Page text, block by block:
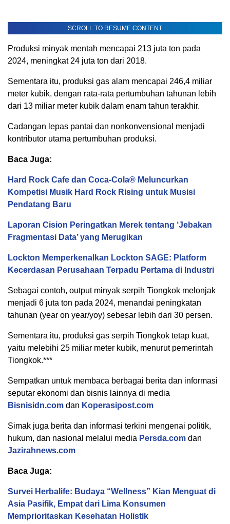
SCROLL TO RESUME CONTENT
Produksi minyak mentah mencapai 213 juta ton pada
2024, meningkat 24 juta ton dari 2018.
Sementara itu, produksi gas alam mencapai 246,4 miliar
meter kubik, dengan rata-rata pertumbuhan tahunan lebih
dari 13 miliar meter kubik dalam enam tahun terakhir.
Cadangan lepas pantai dan nonkonvensional menjadi
kontributor utama pertumbuhan produksi.
Baca Juga:
Hard Rock Cafe dan Coca-Cola® Meluncurkan
Kompetisi Musik Hard Rock Rising untuk Musisi
Pendatang Baru
Laporan Cision Peringatkan Merek tentang ‘Jebakan
Fragmentasi Data’ yang Merugikan
Lockton Memperkenalkan Lockton SAGE: Platform
Kecerdasan Perusahaan Terpadu Pertama di Industri
Sebagai contoh, output minyak serpih Tiongkok melonjak
menjadi 6 juta ton pada 2024, menandai peningkatan
tahunan (year on year/yoy) sebesar lebih dari 30 persen.
Sementara itu, produksi gas serpih Tiongkok tetap kuat,
yaitu melebihi 25 miliar meter kubik, menurut pemerintah
Tiongkok.***
Sempatkan untuk membaca berbagai berita dan informasi
seputar ekonomi dan bisnis lainnya di media
Bisnisidn.com dan Koperasipost.com
Simak juga berita dan informasi terkini mengenai politik,
hukum, dan nasional melalui media Persda.com dan
Jazirahnews.com
Baca Juga:
Survei Herbalife: Budaya “Wellness” Kian Menguat di
Asia Pasifik, Empat dari Lima Konsumen
Memprioritaskan Kesehatan Holistik